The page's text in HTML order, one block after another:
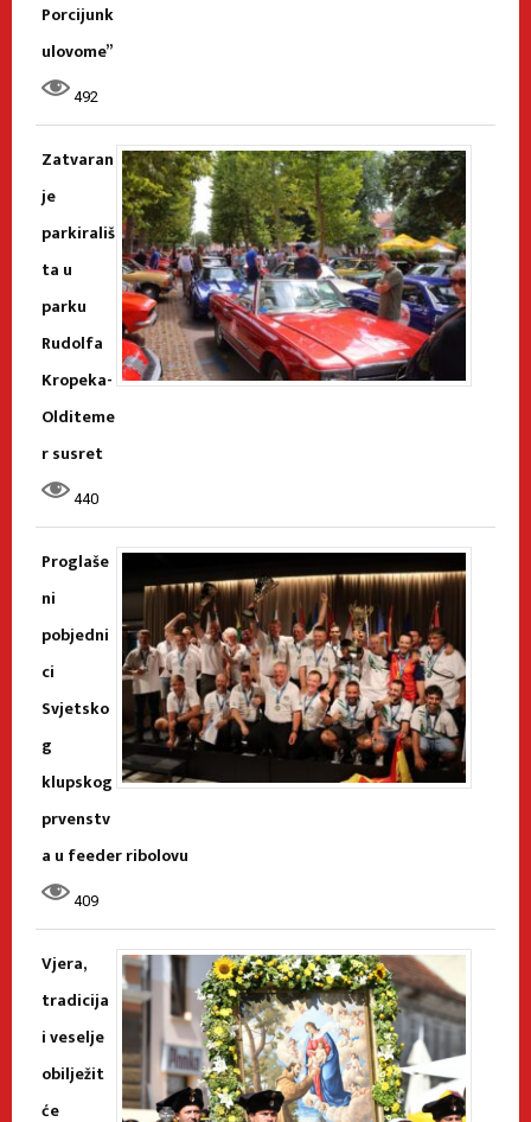
Porcijunk
ulovome”
492
Zatvaran
je
parkirališ
ta u
parku
Rudolfa
Kropeka-
Olditeme
r susret
440
Proglaše
ni
pobjedni
ci
Svjetsko
g
klupskog
prvenstv
a u feeder ribolovu
409
Vjera,
tradicija
i veselje
obilježit
će